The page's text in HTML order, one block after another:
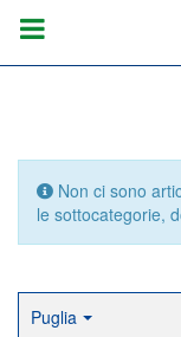
Info
Non ci sono
le sottocategorie,
Puglia